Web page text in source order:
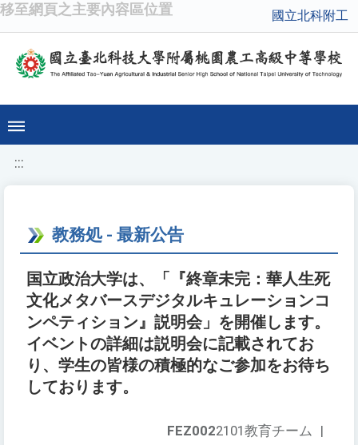
移至網頁之主要內容區位置 國立北科附工
:::
教務処 - 最新公告
国立政治大学は、「『終章未完：華人生死
文化メタバースデジタルキュレーションコ
ンペティション』説明会」を開催します。
イベントの詳細は説明会に記載されてお
り、学生の皆様の積極的なご参加をお待ち
しております。
FEZ0022101教育チーム |